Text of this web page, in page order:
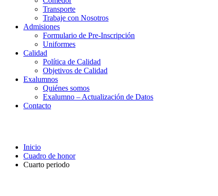
Transporte
Trabaje con Nosotros
Admisiones
Formulario de Pre-Inscripción
Uniformes
Calidad
Política de Calidad
Objetivos de Calidad
Exalumnos
Quiénes somos
Exalumno – Actualización de Datos
Contacto
Inicio
Cuadro de honor
Cuarto periodo